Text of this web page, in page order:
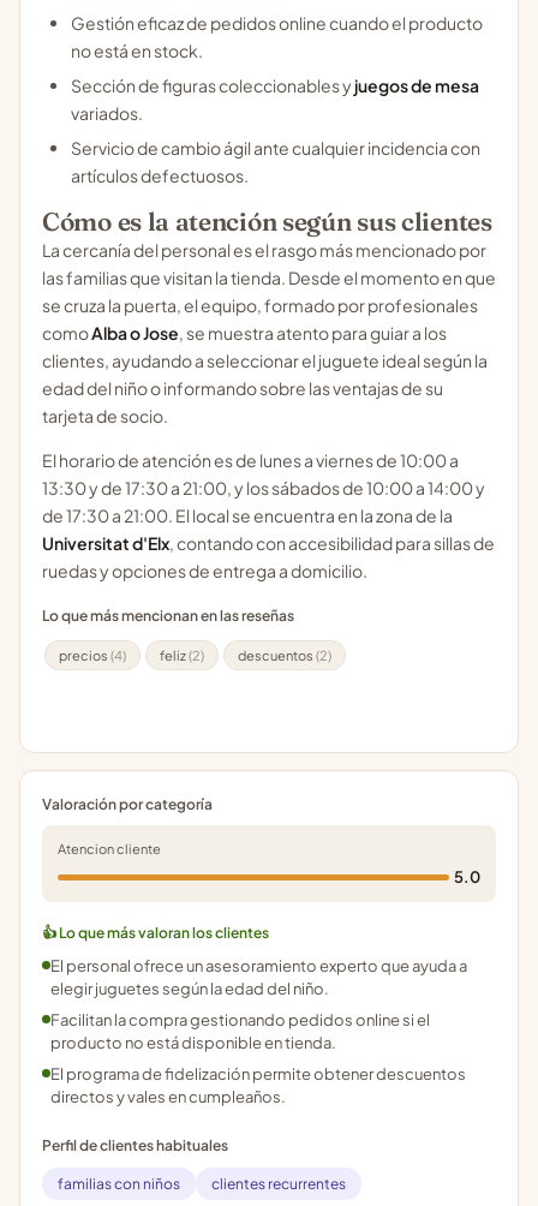
Gestión eficaz de pedidos online cuando el producto
no está en stock.
Sección de figuras coleccionables y juegos de mesa
variados.
Servicio de cambio ágil ante cualquier incidencia con
artículos defectuosos.
Cómo es la atención según sus clientes
La cercanía del personal es el rasgo más mencionado por
las familias que visitan la tienda. Desde el momento en que
se cruza la puerta, el equipo, formado por profesionales
comoAlba o Jose, se muestra atento para guiar a los
clientes, ayudando a seleccionar el juguete ideal según la
edad del niño o informando sobre las ventajas de su
tarjeta de socio.
El horario de atención es de lunes a viernes de 10:00 a
13:30 y de 17:30 a 21:00, y los sábados de 10:00 a 14:00 y
de 17:30 a 21:00. El local se encuentra en la zona de la
Universitat d'Elx, contando con accesibilidad para sillas de
ruedas y opciones de entrega a domicilio.
Lo que más mencionan en las reseñas
precios (4) feliz(2) descuentos (2)
Valoración por categoría
Atencion cliente
5.0
👍 Lo que más valoran los clientes
El personal ofrece un asesoramiento experto que ayuda a
elegir juguetes según la edad del niño.
Facilitan la compra gestionando pedidos online si el
producto no está disponible en tienda.
El programa de fidelización permite obtener descuentos
directos y vales en cumpleaños.
Perfil de clientes habituales
familias con niños clientes recurrentes